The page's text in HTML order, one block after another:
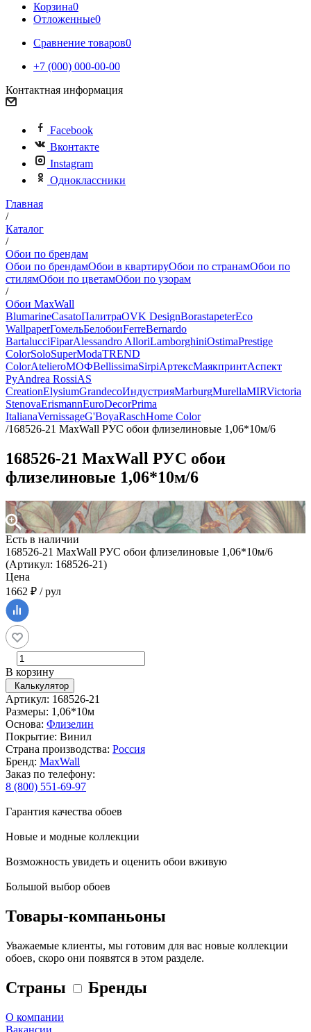
Корзина0
Отложенные0
Сравнение товаров0
+7 (000) 000-00-00
Контактная информация
Facebook
Вконтакте
Instagram
Одноклассники
Главная
/
Каталог
/
Обои по брендам
Обои по брендамОбои в квартируОбои по странамОбои по
стилямОбои по цветамОбои по узорам
/
Обои MaxWall
BlumarineCasatoПалитраOVK DesignBorastapeterEco
WallpaperГомельБелобоиFerreBernardo
BartalucciFiparAlessandro AlloriLamborghiniOstimaPrestige
ColorSoloSuperModaTREND
ColorAtelieroМОФBellissimaSirpiАртексМаякпринтАспект
РуAndrea RossiAS
CreationElysiumGrandecoИндустрияMarburgMurellaMIRVictoria
StenovaErismannEuroDecorPrima
ItalianaVernissageG'BoyaRaschHome Color
/168526-21 MaxWall РУС обои флизелиновые 1,06*10м/6
168526-21 MaxWall РУС обои
флизелиновые 1,06*10м/6
Есть в наличии
168526-21 MaxWall РУС обои флизелиновые 1,06*10м/6
(Артикул: 168526-21)
Цена
1662 ₽ / рул
В корзину
Калькулятор
Артикул: 168526-21
Размеры: 1,06*10м
Основа: Флизелин
Покрытие: Винил
Страна производства: Россия
Бренд: MaxWall
Заказ по телефону:
8 (800) 551-69-97
Гарантия качества обоев
Новые и модные коллекции
Возможность увидеть и оценить обои вживую
Большой выбор обоев
Товары-компаньоны
Уважаемые клиенты, мы готовим для вас новые коллекции
обоев, скоро они появятся в этом разделе.
Страны Бренды
О компании
Вакансии